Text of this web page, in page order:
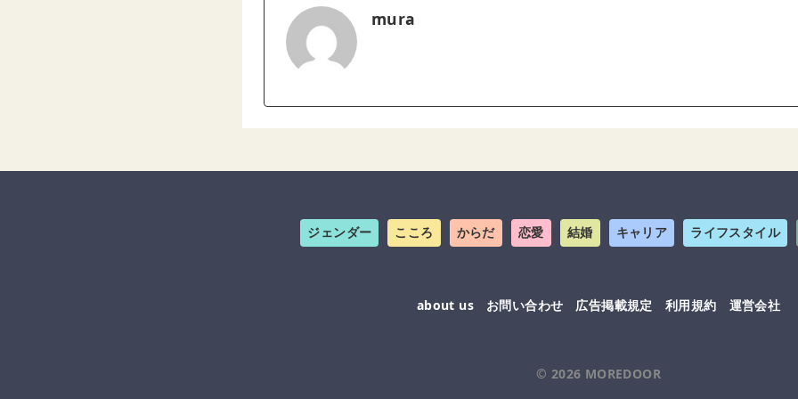
mura
ジェンダー こころ からだ 恋愛 結婚 キャリア ライフスタイル
about us お問い合わせ 広告掲載規定 利用規約 運営会社
© 2026 MOREDOOR